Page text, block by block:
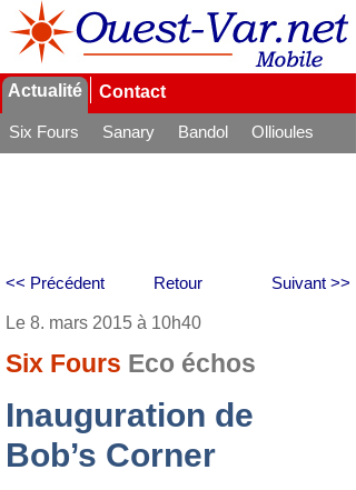
Actualité Contact
Six Fours Sanary Bandol
Ollioules
Retour
<< Précédent Suivant >>
Le 8. mars 2015 à 10h40
Six Fours Eco échos
Inauguration de
Bob’s Corner